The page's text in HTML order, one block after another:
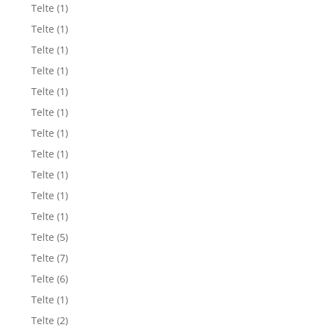
Telte (1)
Telte (1)
Telte (1)
Telte (1)
Telte (1)
Telte (1)
Telte (1)
Telte (1)
Telte (1)
Telte (1)
Telte (1)
Telte (5)
Telte (7)
Telte (6)
Telte (1)
Telte (2)